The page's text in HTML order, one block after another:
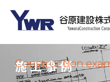
施工事例
Construction